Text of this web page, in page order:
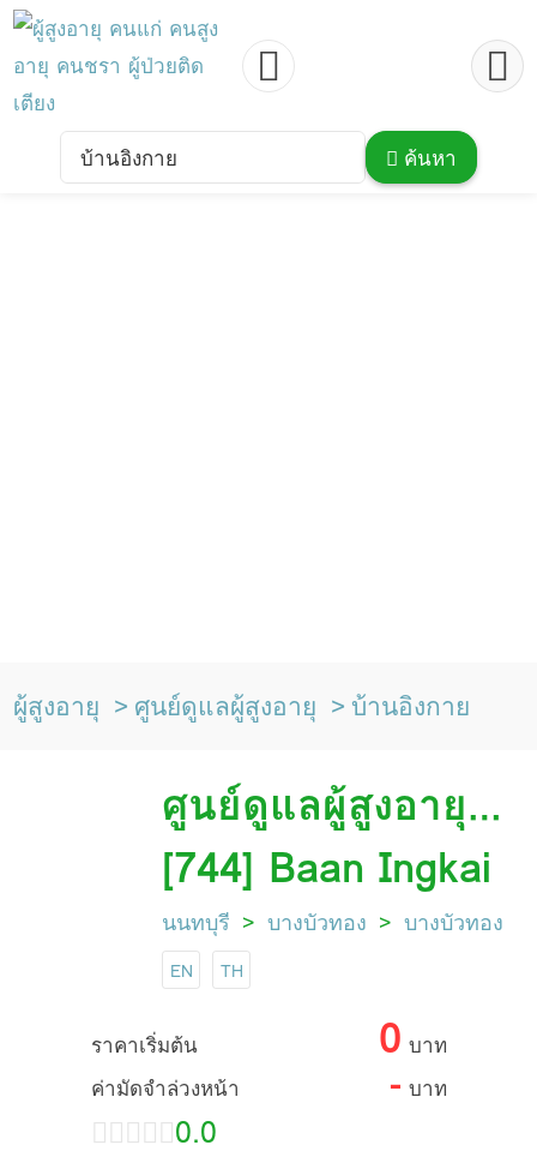
บ้านอิงกาย ค้นหา
ผู้สูงอายุ ศูนย์ดูแลผู้สูงอายุ บ้านอิงกาย
ศูนย์ดูแลผู้สูงอายุ
บ้านอิงกาย
[744] Baan Ingkai
นนทบุรี บางบัวทอง บางบัวทอง
EN TH
ราคาเริ่มต้น 0 บาท
ค่ามัดจำล่วงหน้า
- บาท
0.0